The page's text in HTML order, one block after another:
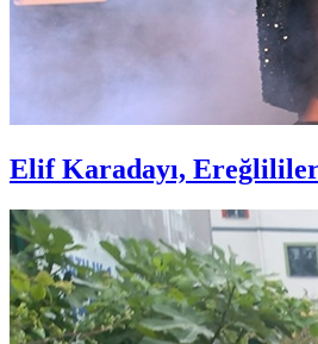
Elif Karadayı,